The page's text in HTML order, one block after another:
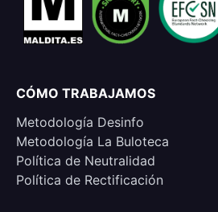
CÓMO TRABAJAMOS
Metodología Desinfo
Metodología La Buloteca
Política de Neutralidad
Política de Rectificación